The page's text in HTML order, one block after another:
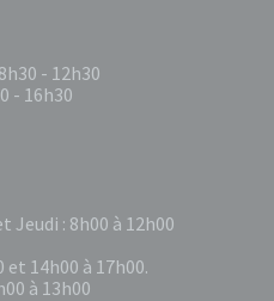
- 12h30
- 16h30
Jeudi : 8h00 à 12h00
et 14h00 à 17h00.
à 13h00